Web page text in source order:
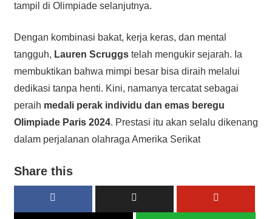
tampil di Olimpiade selanjutnya.
Dengan kombinasi bakat, kerja keras, dan mental
tangguh, Lauren Scruggstelah mengukir sejarah. Ia
membuktikan bahwa mimpi besar bisa diraih melalui
dedikasi tanpa henti. Kini, namanya tercatat sebagai
peraih medali perak individu dan emas beregu
Olimpiade Paris 2024. Prestasi itu akan selalu dikenang
dalam perjalanan olahraga Amerika Serikat
Share this